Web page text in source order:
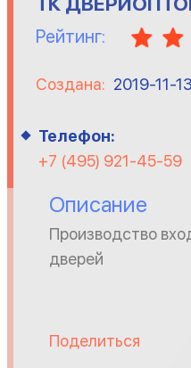
Рейтинг:
Создана: 2019-11-13
Телефон:
+7 (495) 921-45-59
Описание
Производство
дверей
Поделиться